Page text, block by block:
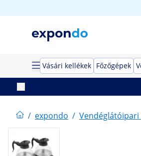
Vásári kellékek Főzőgépek
/ expondo / Vendéglátóipari